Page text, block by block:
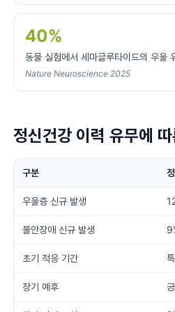
40%
동물 실험에서 세마글루타이드의 우울
Nature Neuroscience 2025
정신건강 이력 유무에
구분
우울증 신규 발생
불안장애 신규 발생
초기 적응 기간
장기 예후